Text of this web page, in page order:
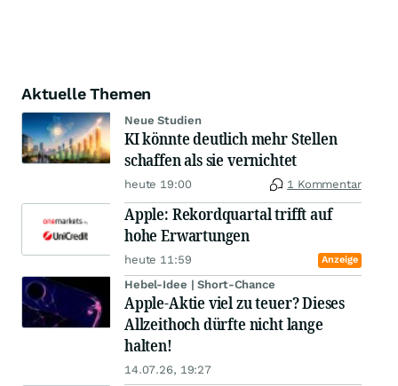
Aktuelle Themen
Neue Studien
KI könnte deutlich mehr Stellen
schaffen als sie vernichtet
heute 19:00 1 Kommentar
Apple: Rekordquartal trifft auf
hohe Erwartungen
heute 11:59 Anzeige
Hebel-Idee | Short-Chance
Apple-Aktie viel zu teuer? Dieses
Allzeithoch dürfte nicht lange
halten!
14.07.26, 19:27